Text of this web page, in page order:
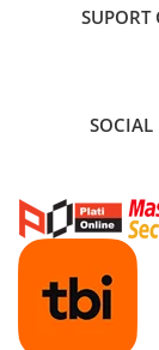
SUPORT
SOCIAL